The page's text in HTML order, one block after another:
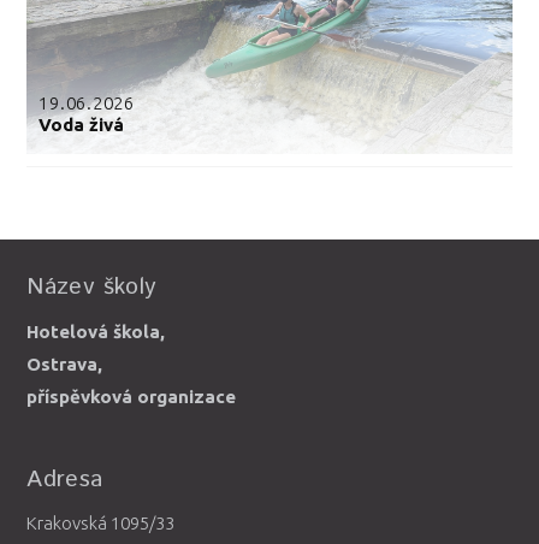
19.06.2026
Voda živá
Název školy
Hotelová škola,
Ostrava,
příspěvková organizace
Adresa
Krakovská 1095/33